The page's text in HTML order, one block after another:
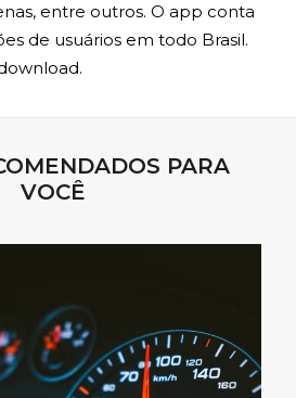
entre outros. O app conta
de usuários em todo Brasil.
PARA
VOCÊ